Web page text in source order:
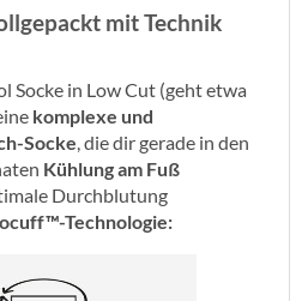
mit Technik
Socke in Low Cut (geht etwa
komplexe und
Socke, die dir gerade in den
Kühlung am Fuß
Durchblutung
Technologie: